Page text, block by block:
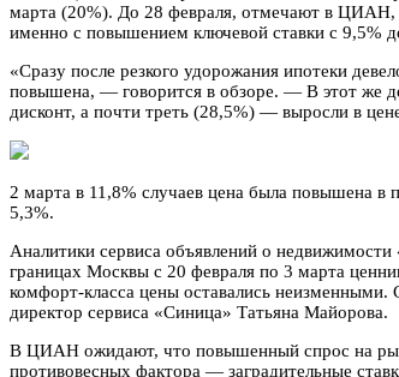
марта (20%). До 28 февраля, отмечают в ЦИАН,
именно с повышением ключевой ставки с 9,5%
«Сразу после резкого удорожания ипотеки
повышена, — говорится в обзоре. — В этот же
дисконт, а почти треть (28,5%) — выросли в
2 марта в 11,8% случаев цена была повышена
5,3%.
Аналитики сервиса объявлений о
границах Москвы с 20 февраля по 3 марта
комфорт-класса цены оставались
директор сервиса «Синица» Татьяна Майорова.
В ЦИАН ожидают, что повышенный спрос на
противовесных фактора — заградительные